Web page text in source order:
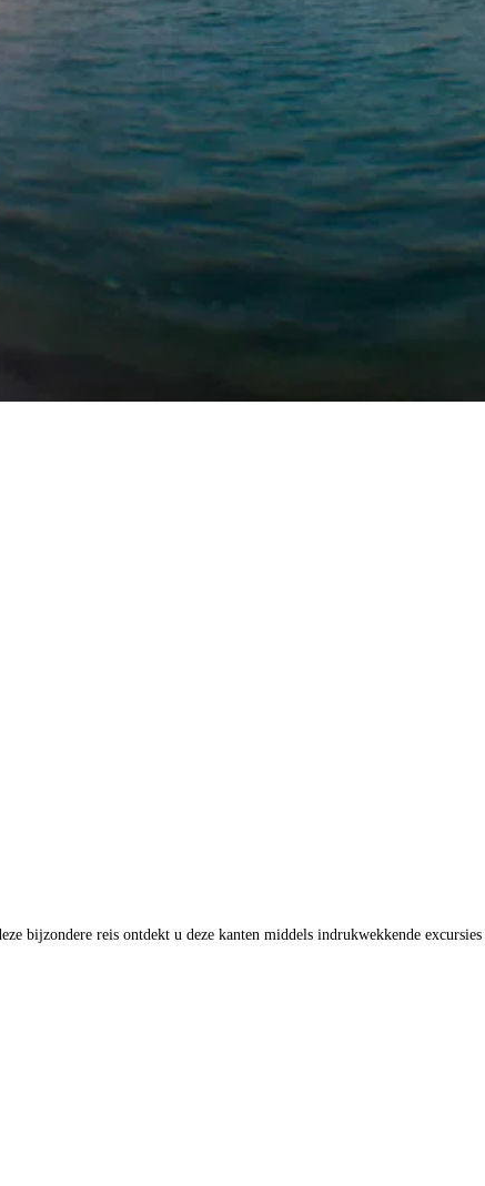
bijzondere reis ontdekt u deze kanten middels indrukwekkende